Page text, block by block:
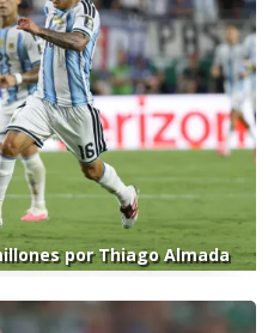
por Thiago Almada